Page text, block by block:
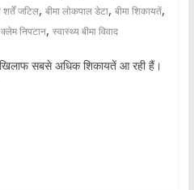
शर्तें जटिल, बीमा लोकपाल डेटा, बीमा शिकायतें,
निपटान, स्वास्थ्य बीमा विवाद
खिलाफ सबसे अधिक शिकायतें आ रही हैं।